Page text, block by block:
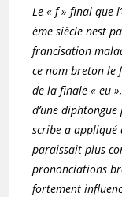
Le « f » final que
ème siècle nest
francisation
ce nom breton le
de la finale « eu
d’une
scribe a appliqué
paraissait plus
prononciations
fortement